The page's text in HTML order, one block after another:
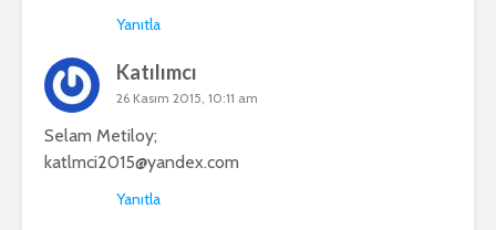
Yanıtla
Katılımcı
26 Kasım 2015, 10:11 am
Selam Metiloy;
katlmci2015@yandex.com
Yanıtla